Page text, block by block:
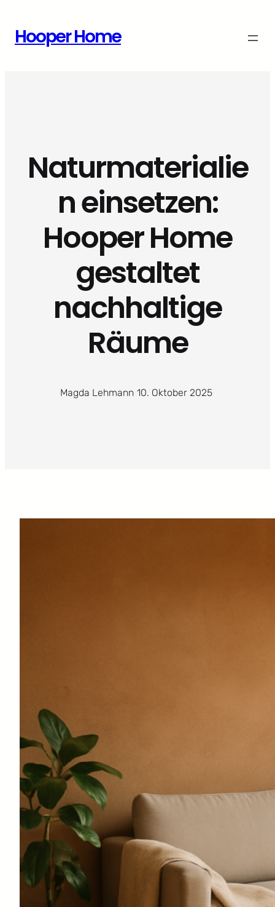
Inhalt
springen
Hooper Home
Naturmaterialie
n einsetzen:
Hooper Home
gestaltet
nachhaltige
Räume
Magda Lehmann· 10. Oktober 2025·